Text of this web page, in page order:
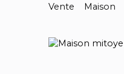
Vente Maison